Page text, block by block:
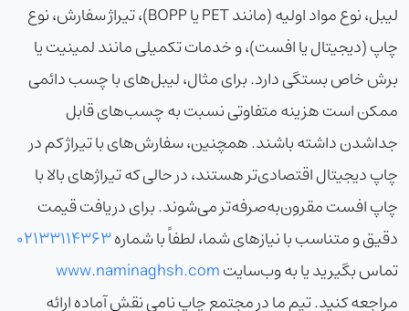
لیبل، نوع مواد اولیه (مانند PET یا BOPP)، تیراژ سفارش، نوع
چاپ (دیجیتال یا افست)، و خدمات تکمیلی مانند لمینیت یا
برش خاص بستگی دارد. برای مثال، لیبل‌های با چسب دائمی
ممکن است هزینه متفاوتی نسبت به چسب‌های قابل
جداشدن داشته باشند. همچنین، سفارش‌های با تیراژ کم در
چاپ دیجیتال اقتصادی‌تر هستند، در حالی که تیراژهای بالا با
چاپ افست مقرون‌به‌صرفه‌تر می‌شوند. برای دریافت قیمت
دقیق و متناسب با نیازهای شما، لطفاً با شماره02133114363
تماس بگیرید یا به وب‌سایتwww.naminaghsh.com
مراجعه کنید. تیم ما در مجتمع چاپ نامی نقش آماده ارائه